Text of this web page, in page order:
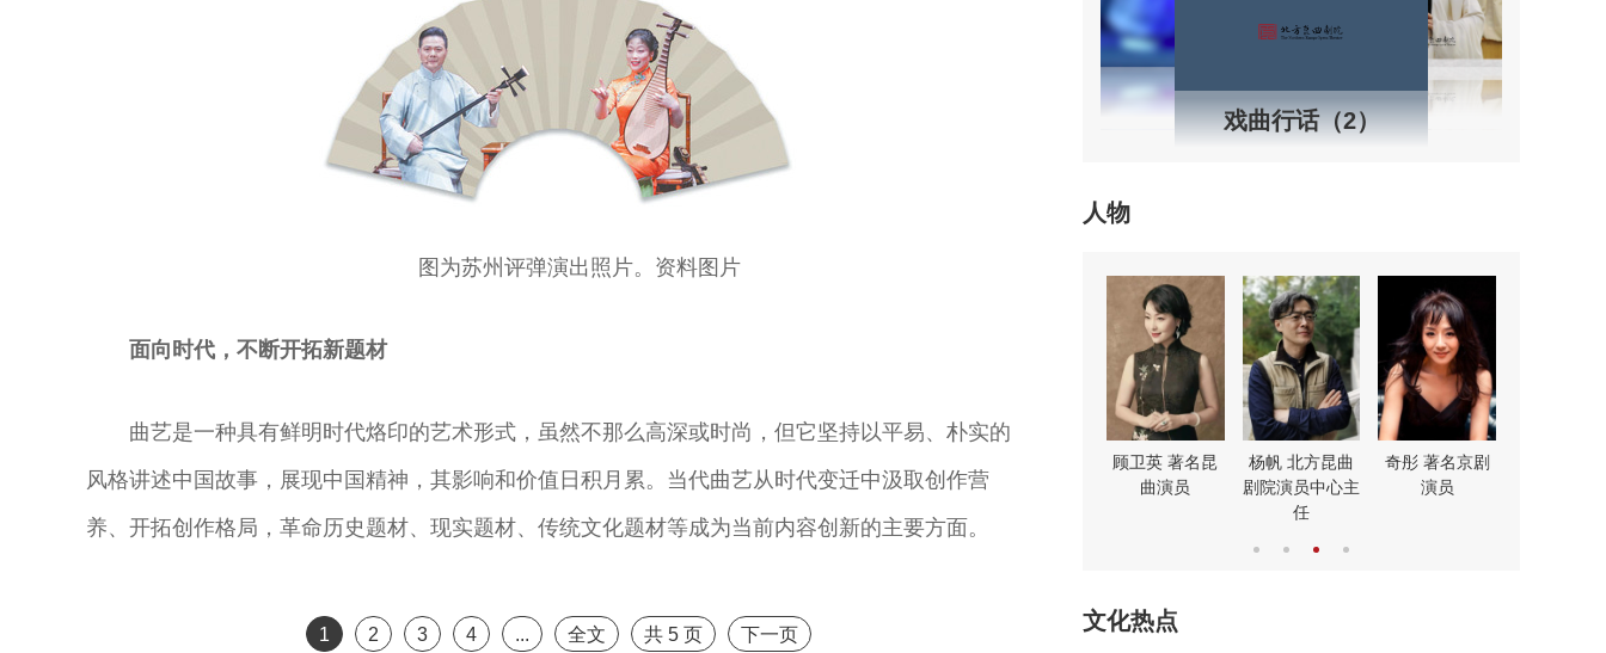
图为苏州评弹演出照片。资料图片
面向时代，不断开拓新题材
曲艺是一种具有鲜明时代烙印的艺术形式，虽然不那么高深或时尚，但它坚持以平易、朴实的
风格讲述中国故事，展现中国精神，其影响和价值日积月累。当代曲艺从时代变迁中汲取创作营
养、开拓创作格局，革命历史题材、现实题材、传统文化题材等成为当前内容创新的主要方面。
1 2 3 4 ... 全文 共5 页 下一页
戏曲行话（2）
人物
演员
演员
曲演员
剧表演艺术家
演艺术家
曲剧院院长
顾卫英 著名昆
曲演员
杨帆 北方昆曲
剧院演员中心主
任
奇彤 著名京剧
演员
文化热点